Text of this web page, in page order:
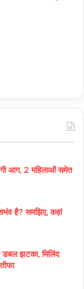
आग, 2 महिलाओं समेत
है? समझिए, कहां
झटका, मिलिंद